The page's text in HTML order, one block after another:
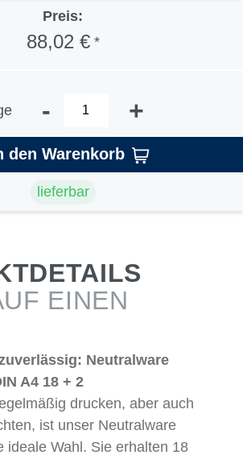
Preis:
88,02 €*
- +
den Warenkorb
lieferbar
EINEN
Neutralware
A4 18 + 2
drucken, aber auch
ist unser Neutralware
ideale Wahl. Sie erhalten 18